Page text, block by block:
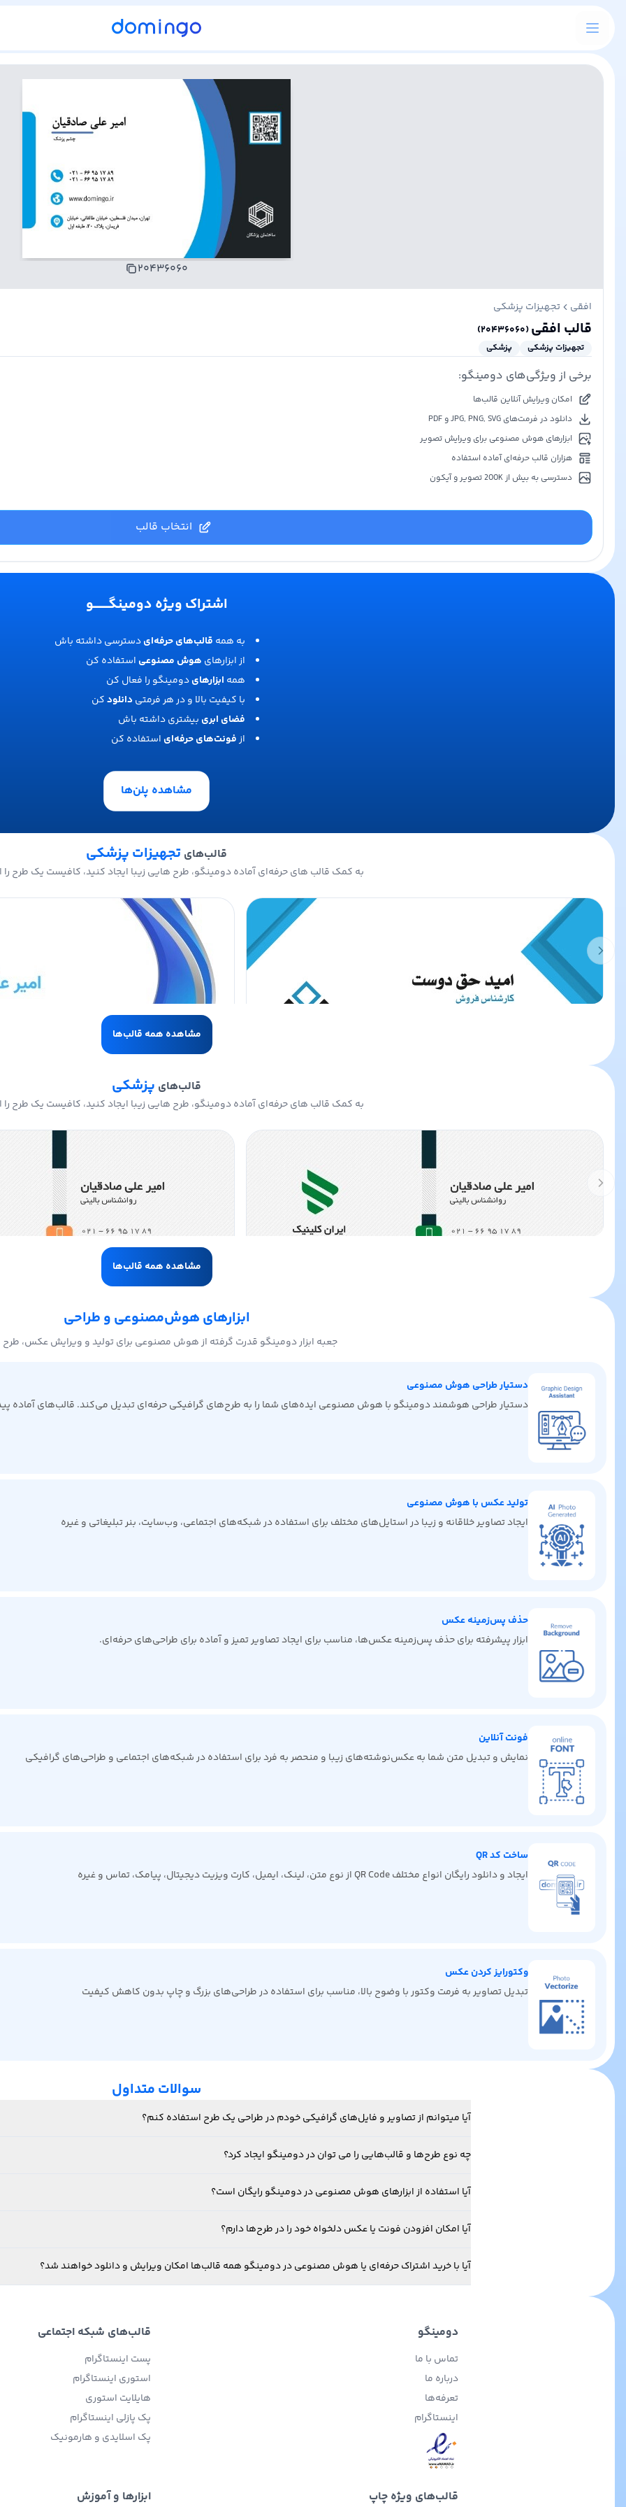
افقی تجهیزات پزشکی
قالب افقی(۲۰۴۳۶۰۶۰)
تجهیزات پزشکی پزشکی
برخی از ویژگی‌های دومینگو:
امکان ویرایش آنلاین قالب‌ها
دانلود در فرمت‌های JPG, PNG, SVG و PDF
ابزارهای هوش مصنوعی برای ویرایش تصویر
هزاران قالب حرفه‌ای آماده استفاده
دسترسی به بیش از 200K تصویر و آیکون
انتخاب قالب
۲۰۴۳۶۰۶۰
اشتراک ویژه دومینگـــــــو
به همه قالب‌های حرفه‌ایدسترسی داشته باش
از ابزارهای هوش مصنوعی استفاده کن
همه ابزارهایدومینگو را فعال کن
با کیفیت بالا و در هر فرمتی دانلودکن
فضای ابری بیشتری داشته باش
ازفونت‌های حرفه‌ای استفاده کن
مشاهده پلن‌ها
قالب‌های تجهیزات پزشکی
به کمک قالب های حرفه‌ای آماده دومینگو، طرح هایی زیبا ایجاد کنید، کافیست یک طرح را
Previous slide
مشاهده همه قالب‌ها
قالب‌های پزشکی
به کمک قالب های حرفه‌ای آماده دومینگو، طرح هایی زیبا ایجاد کنید، کافیست یک طرح را
Previous slide
مشاهده همه قالب‌ها
ابزارهای هوش‌مصنوعی و طراحی
جعبه ابزار دومینگو قدرت گرفته از هوش مصنوعی برای تولید و ویرایش عکس،
دستیار طراحی هوش مصنوعی
دستیار طراحی هوشمند دومینگو با هوش مصنوعی ایده‌های شما را به طرح‌های گرافیکی حرفه‌ای تبدیل می‌کند. قالب‌های آماده
تولید عکس با هوش مصنوعی
ایجاد تصاویر خلاقانه و زیبا در استایل‌های مختلف برای استفاده در شبکه‌های اجتماعی، وب‌سایت، بنر تبلیغاتی و غیره
حذف پس‌زمینه عکس
ابزار پیشرفته برای حذف پس‌زمینه عکس‌ها، مناسب برای ایجاد تصاویر تمیز و آماده برای طراحی‌های حرفه‌ای.
فونت آنلاین
نمایش و تبدیل متن شما به عکس‌نوشته‌های زیبا و منحصر به فرد برای استفاده در شبکه‌های اجتماعی و طراحی‌های گرافیکی
ساخت کد QR
ایجاد و دانلود رایگان انواع مختلف QR Code از نوع متن، لینک، ایمیل، کارت ویزیت دیجیتال، پیامک، تماس و غیره
وکتورایز کردن عکس
تبدیل تصاویر به فرمت وکتور با وضوح بالا، مناسب برای استفاده در طراحی‌های بزرگ و چاپ بدون کاهش کیفیت
سوالات متداول
آیا میتوانم از تصاویر و فایل‌های گرافیکی خودم در طراحی یک طرح استفاده کنم؟
چه نوع طرح‌ها و قالب‌هایی را می توان در دومینگو ایجاد کرد؟
آیا استفاده از ابزارهای هوش مصنوعی در دومینگو رایگان است؟
آیا امکان افزودن فونت یا عکس دلخواه خود را در طرح‌ها دارم؟
آیا با خرید اشتراک حرفه‌ای یا هوش مصنوعی در دومینگو همه قالب‌ها امکان ویرایش و دانلود خواهند شد؟
دومینگو
تماس با ما
درباره ما
تعرفه‌ها
اینستاگرام
قالب‌های شبکه اجتماعی
پست اینستاگرام
استوری اینستاگرام
هایلایت استوری
پک پازلی اینستاگرام
پک اسلایدی و هارمونیک
قالب‌های ویژه چاپ ابزارها و آموزش